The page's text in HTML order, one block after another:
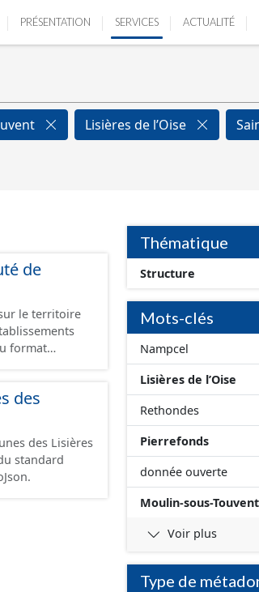
PRÉSENTATION SERVICES ACTUALITÉ
Lisières de l’Oise
de
le territoire
format
des
des Lisières
standard
Thématique
Structure
Mots-clés
Nampcel
Lisières de l’Oise
Rethondes
Pierrefonds
donnée ouverte
Moulin-sous-Touvent
Voir plus
Type de